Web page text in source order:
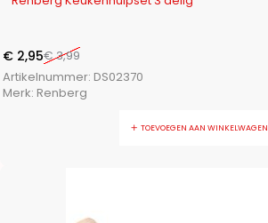
€3,99
€ 2,95
Artikelnummer: DS02370
Merk: Renberg
TOEVOEGEN AAN WINKELWAGEN